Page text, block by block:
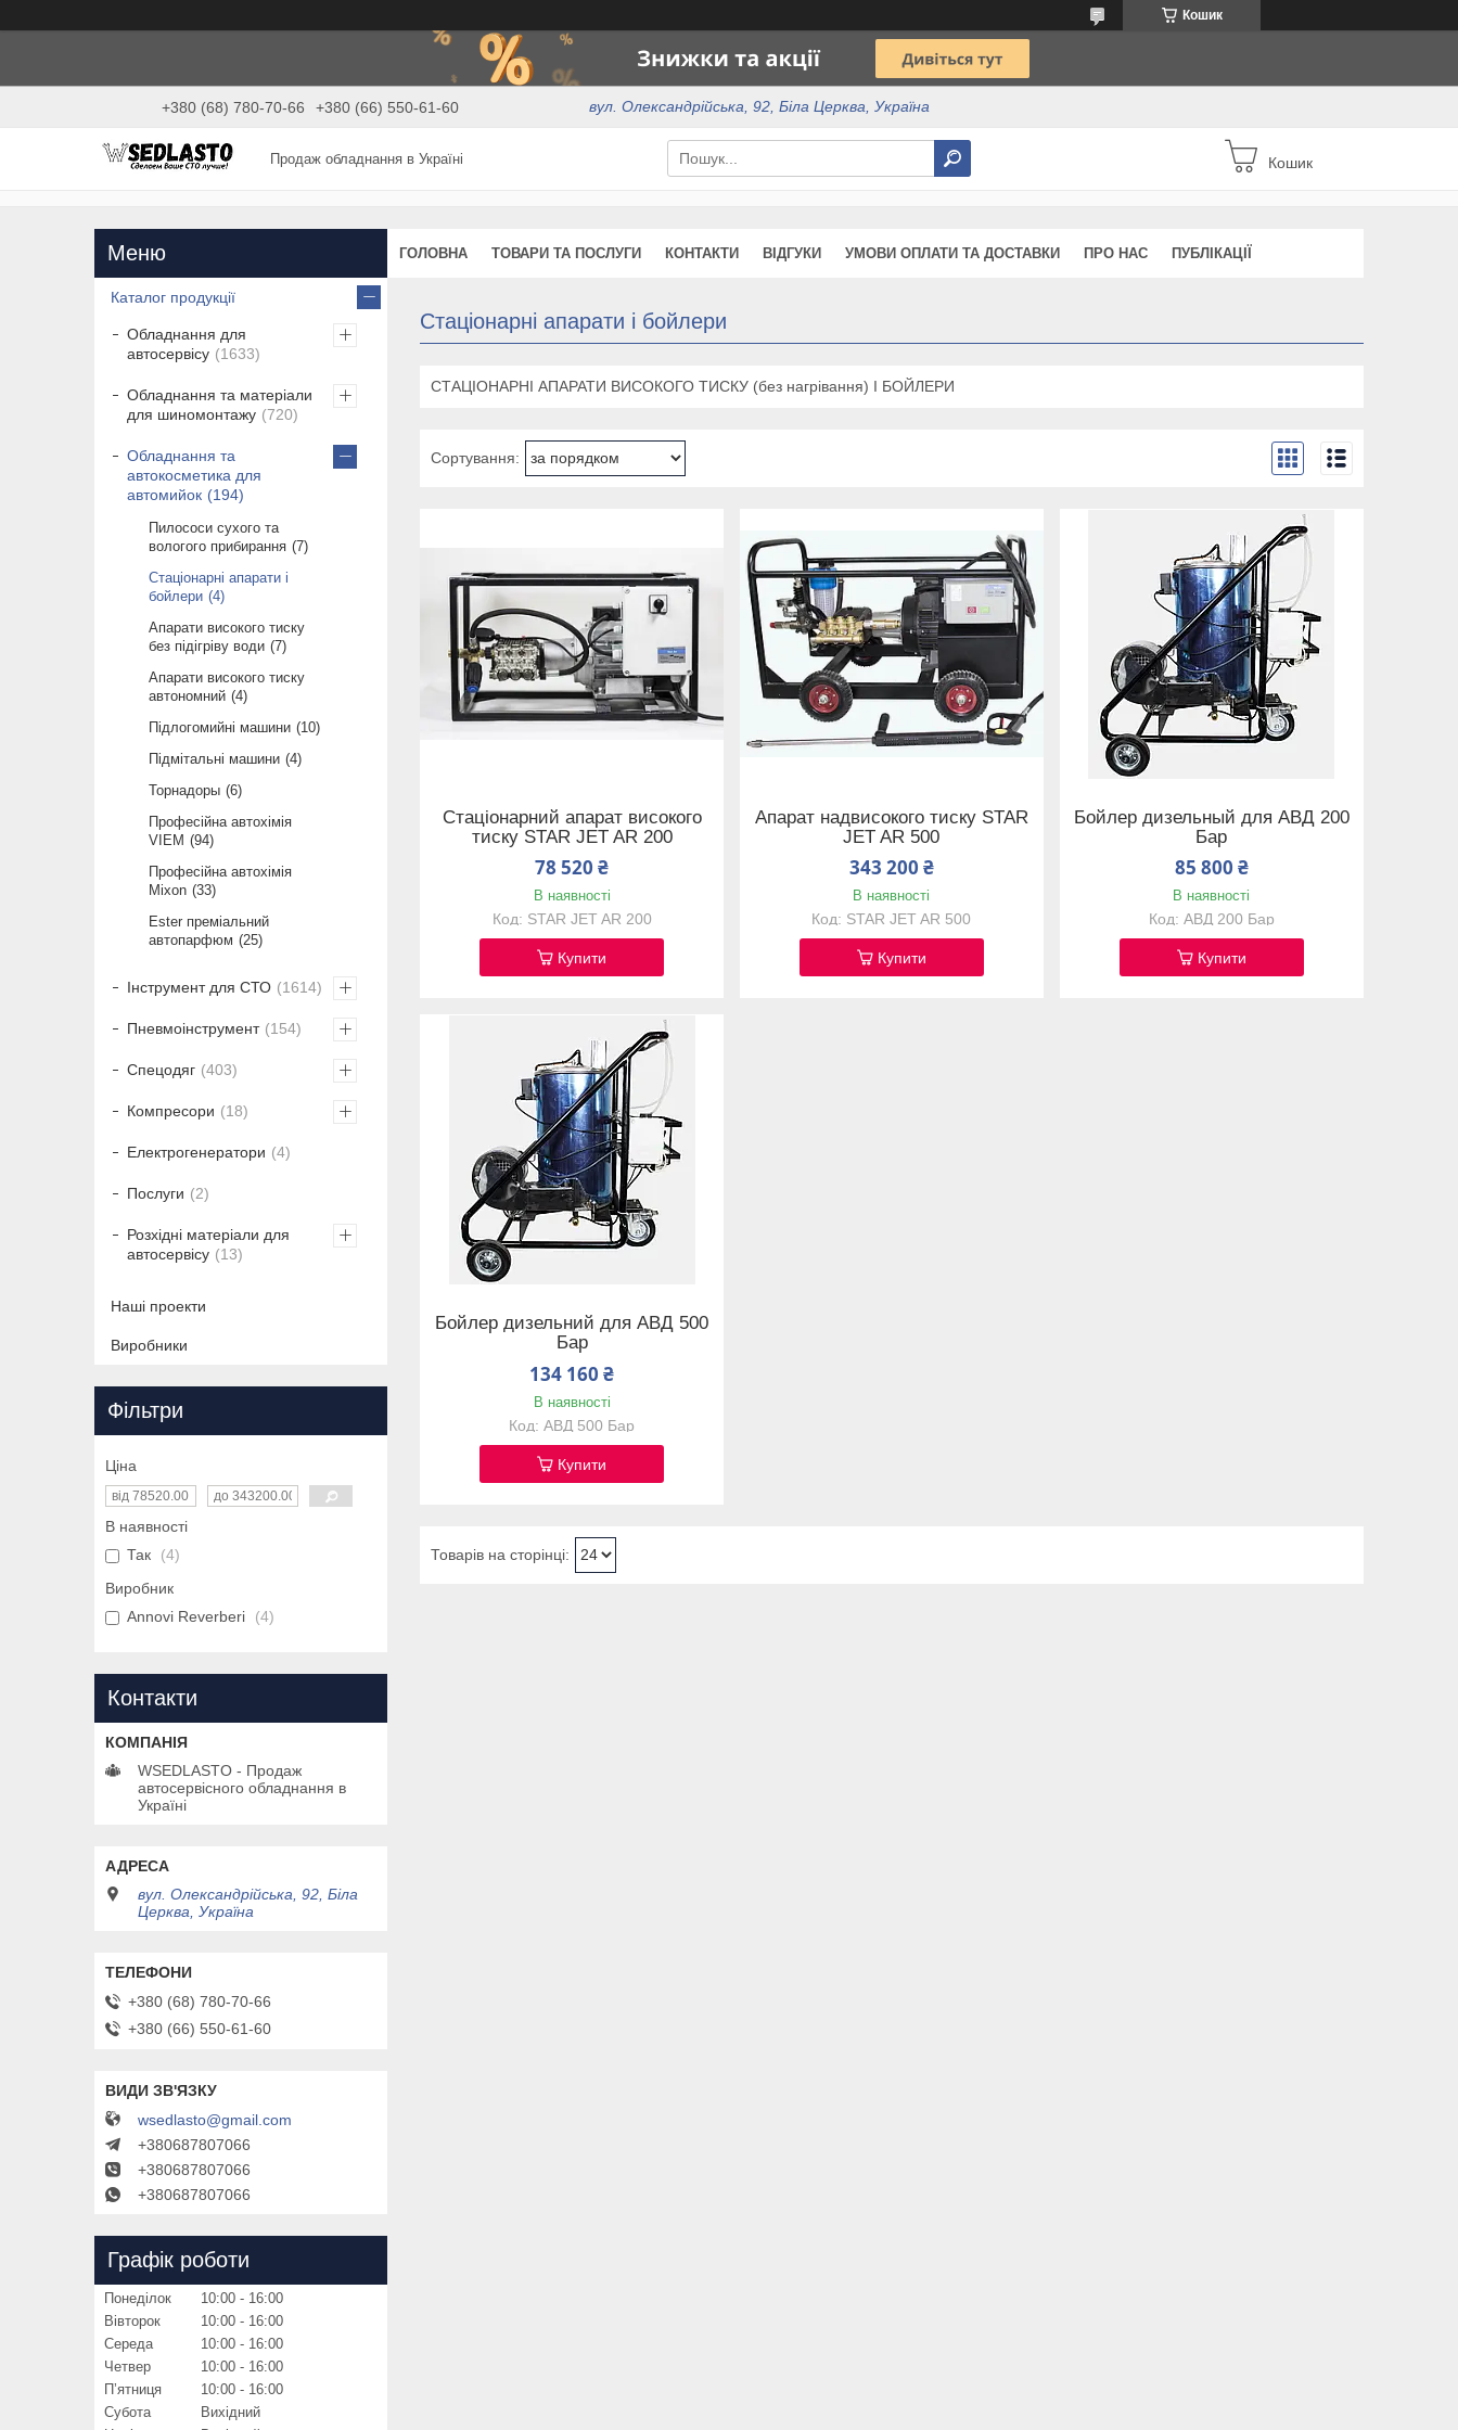
Кошик
+380 (68) 780-70-66 +380 (66) 550-61-60 вул. Олександрійська, 92, Біла Церква, Україна
Продаж обладнання в Україні Кошик
ГОЛОВНА ТОВАРИ ТА ПОСЛУГИ КОНТАКТИ ВІДГУКИ УМОВИ ОПЛАТИ ТА ДОСТАВКИ ПРО НАС ПУБЛІКАЦІЇ
Стаціонарні апарати і бойлери
СТАЦІОНАРНІ АПАРАТИ ВИСОКОГО ТИСКУ (без нагрівання) І БОЙЛЕРИ
Стаціонарний апарат високого
тиску STAR JET AR 200
78 520 ₴
В наявності
STAR JET AR 200
Купити
Апарат надвисокого тиску STAR
JET AR 500
343 200 ₴
В наявності
STAR JET AR 500
Купити
Бойлер дизельный для АВД 200
Бар
85 800 ₴
В наявності
АВД 200 Бар
Купити
Бойлер дизельний для АВД 500
Бар
134 160 ₴
В наявності
АВД 500 Бар
Купити
Каталог продукції
Обладнання для
автосервісу
1633
Обладнання та матеріали
для шиномонтажу
720
Обладнання та
автокосметика для
автомийок
194
Пилососи сухого та
вологого прибирання 7
Стаціонарні апарати і
бойлери 4
Апарати високого тиску
без підігріву води 7
Апарати високого тиску
автономний 4
Підлогомийні машини
10
Підмітальні машини 4
Торнадоры 6
Професійна автохімія
VIEM
94
Професійна автохімія
Mixon 33
Ester преміальний
автопарфюм
25
Інструмент для СТО 1614
Пневмоінструмент 154
Спецодяг 403
Компресори 18
Електрогенератори 4
Послуги 2
Розхідні матеріали для
автосервісу
13
Наші проекти
Виробники
Фільтри
Ціна
В наявності
Так
4
Виробник
Annovi Reverberi
4
Контакти
WSEDLASTO - Продаж
автосервісного обладнання в
Україні
вул. Олександрійська, 92, Біла
Церква, Україна
+380 (68) 780-70-66
+380 (66) 550-61-60
wsedlasto@gmail.com
+380687807066
+380687807066
+380687807066
Графік роботи
Понеділок 10:00
16:00
Вівторок
10:00
16:00
Середа
10:00
16:00
Четвер
10:00
16:00
Пʼятниця
10:00
16:00
Субота
Вихідний